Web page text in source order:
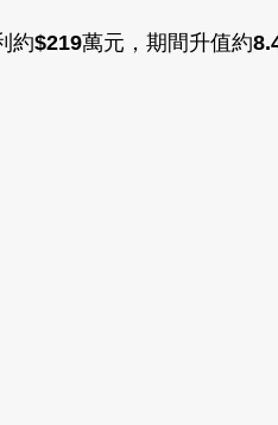
約$219萬元 ，期間升值約